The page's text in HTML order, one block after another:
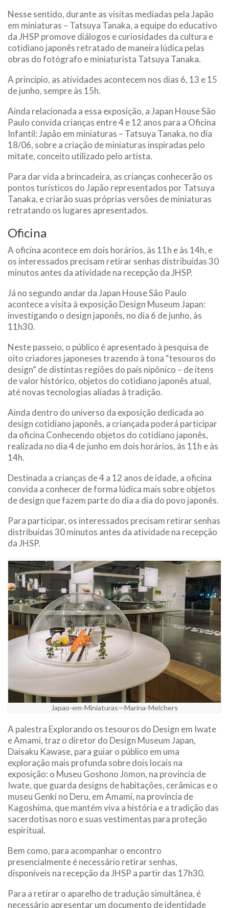
Nesse sentido, durante as visitas mediadas pela Japão
em miniaturas – Tatsuya Tanaka, a equipe do educativo
da JHSP promove diálogos e curiosidades da cultura e
cotidiano japonês retratado de maneira lúdica pelas
obras do fotógrafo e miniaturista Tatsuya Tanaka.
A princípio, as atividades acontecem nos dias 6, 13 e 15
de junho, sempre às 15h.
Ainda relacionada a essa exposição, a Japan House São
Paulo convida crianças entre 4 e 12 anos para a Oficina
Infantil: Japão em miniaturas – Tatsuya Tanaka, no dia
18/06, sobre a criação de miniaturas inspiradas pelo
mitate, conceito utilizado pelo artista.
Para dar vida a brincadeira, as crianças conhecerão os
pontos turísticos do Japão representados por Tatsuya
Tanaka, e criarão suas próprias versões de miniaturas
retratando os lugares apresentados.
Oficina
A oficina acontece em dois horários, às 11h e às 14h, e
os interessados precisam retirar senhas distribuídas 30
minutos antes da atividade na recepção da JHSP.
Já no segundo andar da Japan House São Paulo
acontece a visita à exposição Design Museum Japan:
investigando o design japonês, no dia 6 de junho, às
11h30.
Neste passeio, o público é apresentado à pesquisa de
oito criadores japoneses trazendo à tona “tesouros do
design” de distintas regiões do país nipônico – de itens
de valor histórico, objetos do cotidiano japonês atual,
até novas tecnologias aliadas à tradição.
Ainda dentro do universo da exposição dedicada ao
design cotidiano japonês, a criançada poderá participar
da oficina Conhecendo objetos do cotidiano japonês,
realizada no dia 4 de junho em dois horários, às 11h e às
14h.
Destinada a crianças de 4 a 12 anos de idade, a oficina
convida a conhecer de forma lúdica mais sobre objetos
de design que fazem parte do dia a dia do povo japonês.
Para participar, os interessados precisam retirar senhas
distribuídas 30 minutos antes da atividade na recepção
da JHSP.
Japao-em-Miniaturas—Marina-Melchers
A palestra Explorando os tesouros do Design em Iwate
e Amami, traz o diretor do Design Museum Japan,
Daisaku Kawase, para guiar o público em uma
exploração mais profunda sobre dois locais na
exposição: o Museu Goshono Jōmon, na província de
Iwate, que guarda designs de habitações, cerâmicas e o
museu Genki no Deru, em Amami, na província de
Kagoshima, que mantém viva a história e a tradição das
sacerdotisas noro e suas vestimentas para proteção
espiritual.
Bem como, para acompanhar o encontro
presencialmente é necessário retirar senhas,
disponíveis na recepção da JHSP a partir das 17h30.
Para a retirar o aparelho de tradução simultânea, é
necessário apresentar um documento de identidade